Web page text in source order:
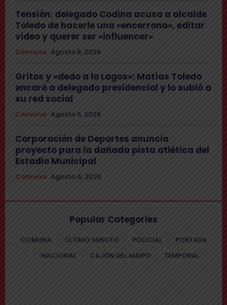
Tensión: delegado Codina acusa a alcalde
Toledo de hacerle una «encerrona», editar
video y querer ser «influencer»
Comuna Agosto 6, 2026
Gritos y «dedo a lo Lagos»: Matías Toledo
encaró a delegado presidencial y lo subió a
su red social
Comuna Agosto 5, 2026
Corporación de Deportes anuncia
proyecto para la dañada pista atlética del
Estadio Municipal
Comuna Agosto 4, 2026
Popular Categories
COMUNA ÚLTIMO MINUTO POLICIAL
PORTADA
NACIONAL
CAJÓN DEL MAIPO TEMPORAL